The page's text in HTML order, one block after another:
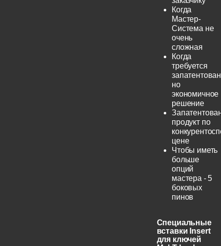
Когда
Мастер-
Система не
очень
сложная
Когда
требуется
но
экономичное
решение
продукт по
цене
Чтобы иметь
больше
опций
мастера - 5
боковых
пинов
Специальные
вставки Insert
для ключей